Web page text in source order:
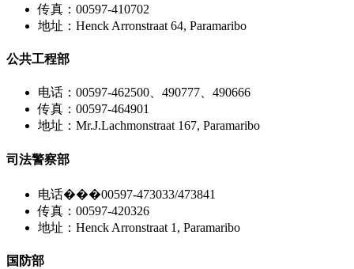
传真：00597-410702
地址：Henck Arronstraat 64, Paramaribo
公共工程部
电话：00597-462500、490777、490666
传真：00597-464901
地址：Mr.J.Lachmonstraat 167, Paramaribo
司法警察部
电话���00597-473033/473841
传真：00597-420326
地址：Henck Arronstraat 1, Paramaribo
国防部